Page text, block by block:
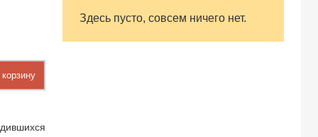
Здесь пусто, совсем ничего нет.